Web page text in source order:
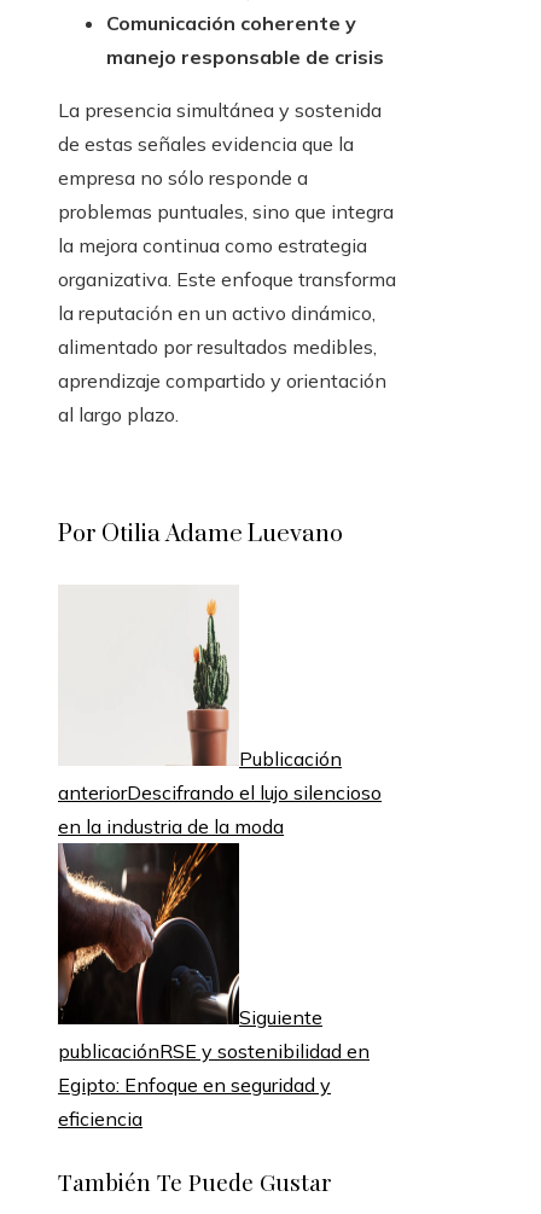
Comunicación coherente y
manejo responsable de crisis
La presencia simultánea y sostenida
de estas señales evidencia que la
empresa no sólo responde a
problemas puntuales, sino que integra
la mejora continua como estrategia
organizativa. Este enfoque transforma
la reputación en un activo dinámico,
alimentado por resultados medibles,
aprendizaje compartido y orientación
al largo plazo.
Por Otilia Adame Luevano
Publicación
anteriorDescifrando el lujo silencioso
en la industria de la moda
Siguiente
publicaciónRSE y sostenibilidad en
Egipto: Enfoque en seguridad y
eficiencia
También Te Puede Gustar